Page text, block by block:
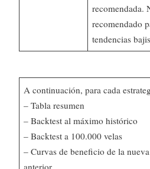
recomendada.
recomendado
tendencias
A continuación, para cada
– Tabla resumen
– Backtest al máximo histórico
– Backtest a 100.000 velas
– Curvas de beneficio de la
anterior